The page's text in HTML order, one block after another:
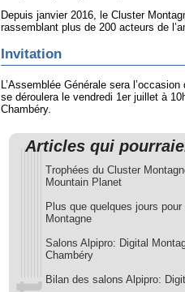
Depuis janvier 2016, le Cluster
rassemblant plus de 200 acteurs de
Invitation
L’Assemblée Générale sera
se déroulera le vendredi 1er juillet à
Chambéry.
Articles qui
Trophées du Cluster
Mountain Planet
Plus que quelques jours
Montagne
Salons Alpipro: Digital
Chambéry
Bilan des salons Alpipro: